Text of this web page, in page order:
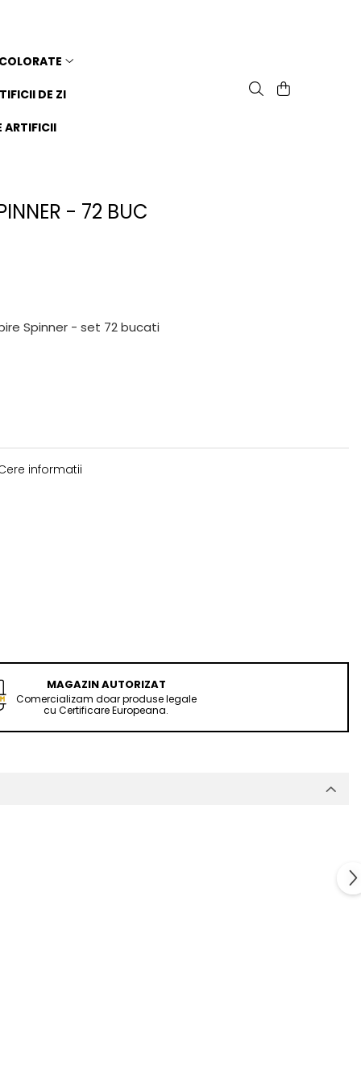
DE ZI
ARTIFICII
- 72 BUC
Spinner - set 72 bucati
informatii
MAGAZIN AUTORIZAT
Comercializam doar produse legale
cu Certificare Europeana.